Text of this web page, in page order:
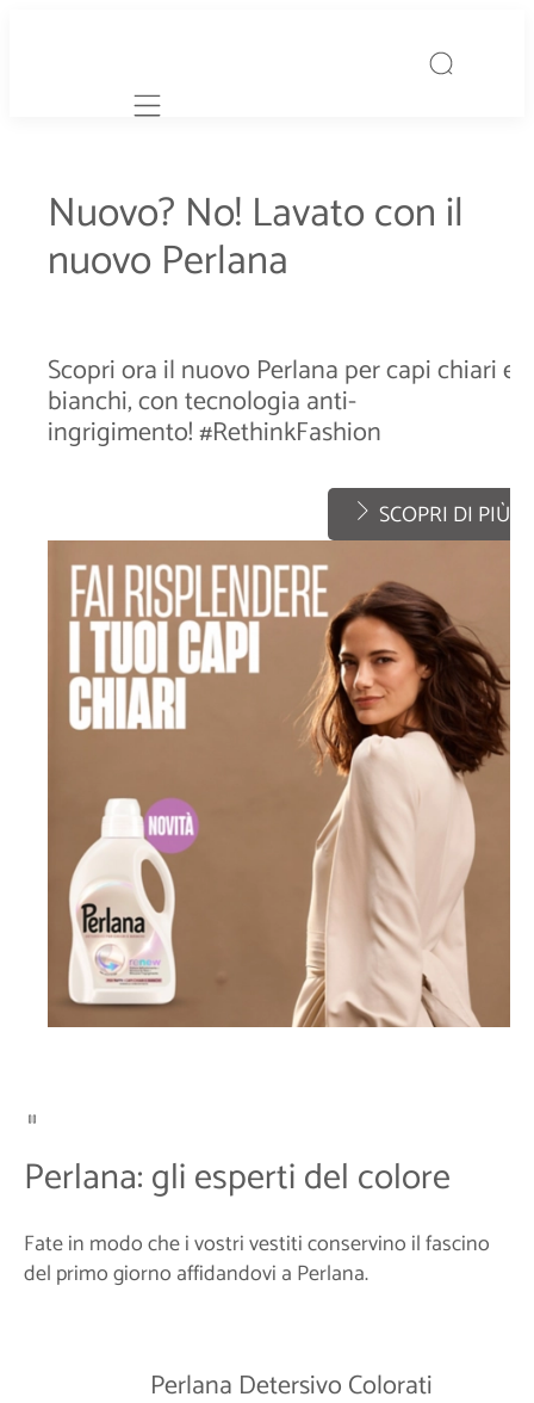
Mobile navigation
Nuovo? No! Lavato con il
nuovo Perlana
Scopri ora il nuovo Perlana per capi chiari e
bianchi, con tecnologia anti-
ingrigimento! #RethinkFashion
SCOPRI DI PIÙ
Perlana: gli esperti del colore
Fate in modo che i vostri vestiti conservino il fascino
del primo giorno affidandovi a Perlana.
Perlana Detersivo Colorati